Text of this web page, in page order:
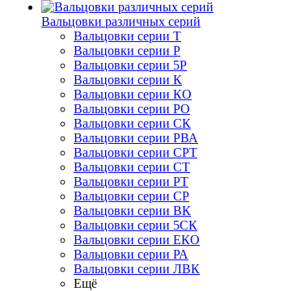
Вальцовки различных серий
Вальцовки серии Т
Вальцовки серии Р
Вальцовки серии 5Р
Вальцовки серии К
Вальцовки серии КО
Вальцовки серии РО
Вальцовки серии СК
Вальцовки серии РВА
Вальцовки серии СРТ
Вальцовки серии СТ
Вальцовки серии РТ
Вальцовки серии СР
Вальцовки серии ВК
Вальцовки серии 5СК
Вальцовки серии ЕКО
Вальцовки серии РА
Вальцовки серии ЛВК
Ещё